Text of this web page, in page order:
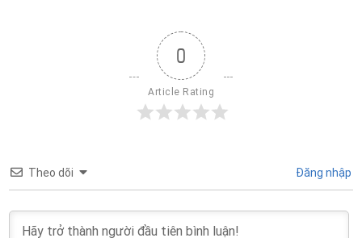
0
Article Rating
Theo dõi Đăng nhập